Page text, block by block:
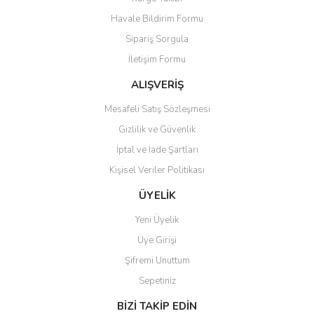
Havale Bildirim Formu
Sipariş Sorgula
İletişim Formu
ALIŞVERİŞ
Mesafeli Satış Sözleşmesi
Gizlilik ve Güvenlik
İptal ve İade Şartları
Kişisel Veriler Politikası
ÜYELİK
Yeni Üyelik
Üye Girişi
Şifremi Unuttum
Sepetiniz
BİZİ TAKİP EDİN